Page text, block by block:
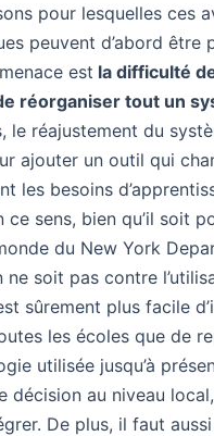
pour lesquelles ces
peuvent d’abord être
est la difficulté
réorganiser tout un
le réajustement du
ajouter un outil qui
les besoins
ce sens, bien qu’il soit
du New York
ne soit pas contre
sûrement plus facile
les écoles que de
utilisée jusqu’à
décision au niveau
De plus, il faut aussi